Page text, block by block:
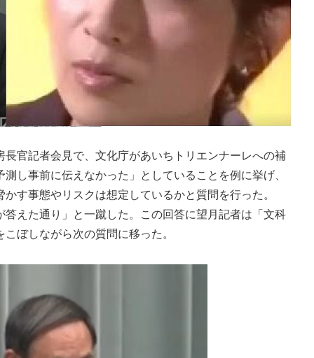
官記者会見で、文化庁があいちトリエンナーレへの補
し事前に伝えなかった」としていることを例に挙げ、
す事態やリスクは想定しているかと質問を行った。
えた通り」と一蹴した。この回答に望月記者は「文科
ぼしながら次の質問に移った。